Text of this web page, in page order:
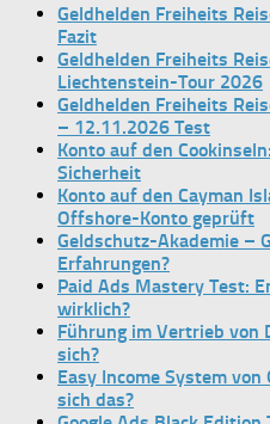
Geldhelden Freiheits
Fazit
Geldhelden Freiheits
Liechtenstein-Tour 2026
Geldhelden Freiheits
– 12.11.2026 Test
Konto auf den
Sicherheit
Konto auf den Cayman
Offshore-Konto geprüft
Geldschutz-Akademie –
Erfahrungen?
Paid Ads Mastery Test:
wirklich?
Führung im Vertrieb
sich?
Easy Income System
sich das?